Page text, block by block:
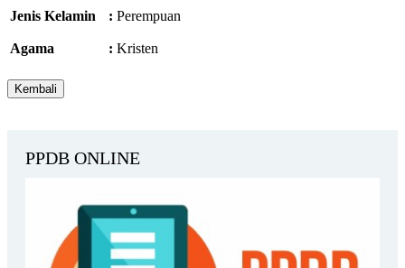
Jenis Kelamin : Perempuan
Agama : Kristen
PPDB ONLINE